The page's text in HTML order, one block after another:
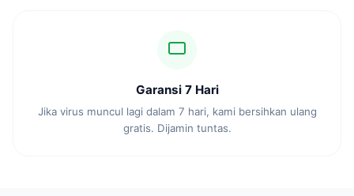
Garansi 7 Hari
Jika virus muncul lagi dalam 7 hari, kami bersihkan ulang
gratis. Dijamin tuntas.